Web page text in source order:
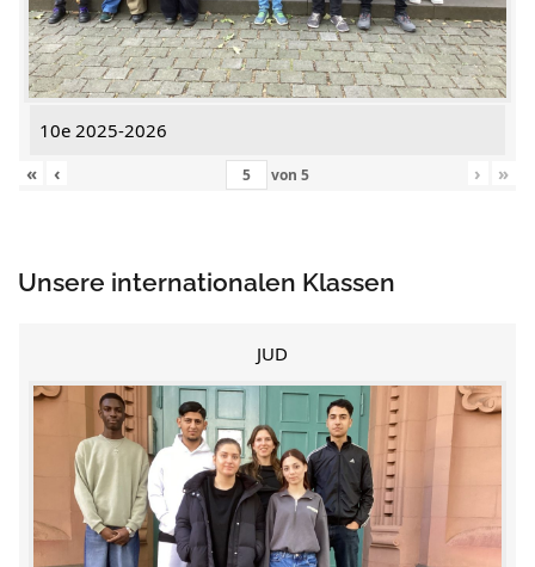
10e 2025-2026
«
‹ von 5 › »
Unsere internationalen Klassen
JUD